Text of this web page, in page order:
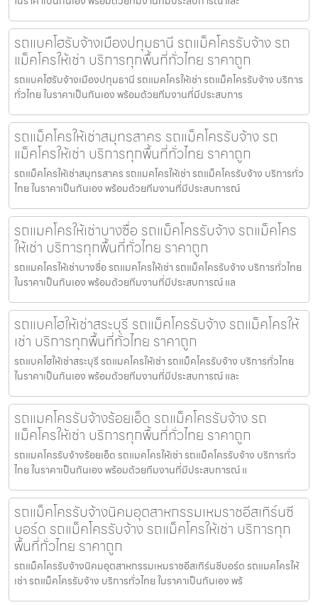
รถแบคโฮรับจ้างเมืองปทุมธานี รถแม็คโครรับจ้าง รถ
แม็คโครให้เช่า บริการทุกพื้นที่ทั่วไทย ราคาถูก
รถแบคโฮรับจ้างเมืองปทุมธานี รถแมคโครให้เช่า รถแม็คโครรับจ้าง บริการ
ทั่วไทย ในราคาเป็นกันเอง พร้อมด้วยทีมงานที่มีประสบการ
รถแม็คโครให้เช่าสมุทรสาคร รถแม็คโครรับจ้าง รถ
แม็คโครให้เช่า บริการทุกพื้นที่ทั่วไทย ราคาถูก
รถแม็คโครให้เช่าสมุทรสาคร รถแมคโครให้เช่า รถแม็คโครรับจ้าง บริการทั่ว
ไทย ในราคาเป็นกันเอง พร้อมด้วยทีมงานที่มีประสบการณ์
รถแมคโครให้เช่าบางซื่อ รถแม็คโครรับจ้าง รถแม็คโคร
ให้เช่า บริการทุกพื้นที่ทั่วไทย ราคาถูก
รถแมคโครให้เช่าบางซื่อ รถแมคโครให้เช่า รถแม็คโครรับจ้าง บริการทั่วไทย
ในราคาเป็นกันเอง พร้อมด้วยทีมงานที่มีประสบการณ์ แล
รถแบคโฮให้เช่าสระบุรี รถแม็คโครรับจ้าง รถแม็คโครให้
เช่า บริการทุกพื้นที่ทั่วไทย ราคาถูก
รถแบคโฮให้เช่าสระบุรี รถแมคโครให้เช่า รถแม็คโครรับจ้าง บริการทั่วไทย
ในราคาเป็นกันเอง พร้อมด้วยทีมงานที่มีประสบการณ์ และ
รถแมคโครรับจ้างร้อยเอ็ด รถแม็คโครรับจ้าง รถ
แม็คโครให้เช่า บริการทุกพื้นที่ทั่วไทย ราคาถูก
รถแมคโครรับจ้างร้อยเอ็ด รถแมคโครให้เช่า รถแม็คโครรับจ้าง บริการทั่ว
ไทย ในราคาเป็นกันเอง พร้อมด้วยทีมงานที่มีประสบการณ์ แ
รถแม็คโครรับจ้างนิคมอุตสาหกรรมเหมราชอีสเทิร์นซี
บอร์ด รถแม็คโครรับจ้าง รถแม็คโครให้เช่า บริการทุก
พื้นที่ทั่วไทย ราคาถูก
รถแม็คโครรับจ้างนิคมอุตสาหกรรมเหมราชอีสเทิร์นซีบอร์ด รถแมคโครให้
เช่า รถแม็คโครรับจ้าง บริการทั่วไทย ในราคาเป็นกันเอง พร้